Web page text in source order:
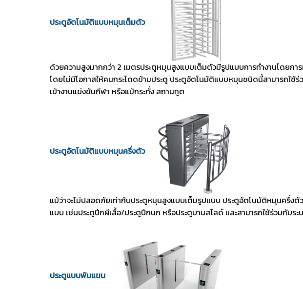
ประตูอัตโนมัติแบบหมุนเต็มตัว
ด้วยความสูงมากกว่า 2 เมตรประตูหมุนสูงแบบเต็มตัวมีรูปแบบการทำงานโดยก
โดยไม่มีโอกาสให้คนกระโดดข้ามประตู ประตูอัตโนมัติแบบหมุนชนิดนี้สามารถใช้
เข้างานแข่งขันกีฬา หรือแม้กระทั่ง สถานทูต
ประตูอัตโนมัติแบบหมุนครึ่งตัว
แม้ว่าจะไม่ปลอดภัยเท่ากับประตูหมุนสูงแบบเต็มรูปแบบ ประตูอัตโนมัติหมุนครึ่ง
แบบ เช่นประตูปีกผีเสื้อ/ประตูปีกนก หรือประตูบานสไลด์ และสามารถใช้ร่วมกับ
ประตูแบบพับแขน